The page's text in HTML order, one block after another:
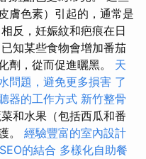
膚色素）引起的，通常是
反，妊娠紋和疤痕在日
知某些食物會增加番茄
劑，從而促進曬黑。 天
問題，避免更多損害 了
器的工作方式 新竹整骨
和水果（包括西瓜和番
。 經驗豐富的室內設計
的結合 多樣化自助餐